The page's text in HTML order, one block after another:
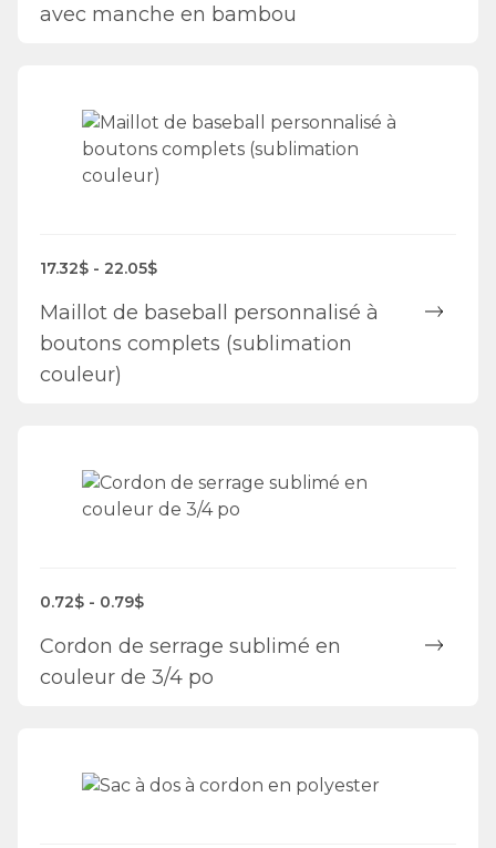
avec manche en bambou
17.32$ - 22.05$
Maillot de baseball personnalisé à
boutons complets (sublimation
couleur)
0.72$ - 0.79$
Cordon de serrage sublimé en
couleur de 3/4 po